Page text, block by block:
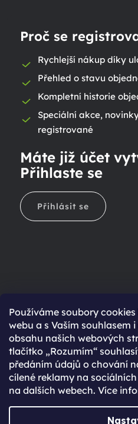
Používáme soubory
webu a s Vaším souhlasem
obsahu našich webových
tlačítko „Rozumím“
předáním údajů o chování
cílené reklamy na
na dalších webech. Více
Proč se
Rychlejší nákup díky
Přehled o stavu
Kompletní historie
Speciální akce,
registrované
Máte již účet
Přihlaste se
Přihlásit se
Ještě nemáte
Rychlejší nákup díky
Přehled o stavu objednávky
Kompletní historie objednávek
Speciální akce, novinky a